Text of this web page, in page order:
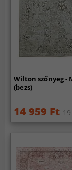
Wilton szőnyeg -
(bezs)
14 959 Ft